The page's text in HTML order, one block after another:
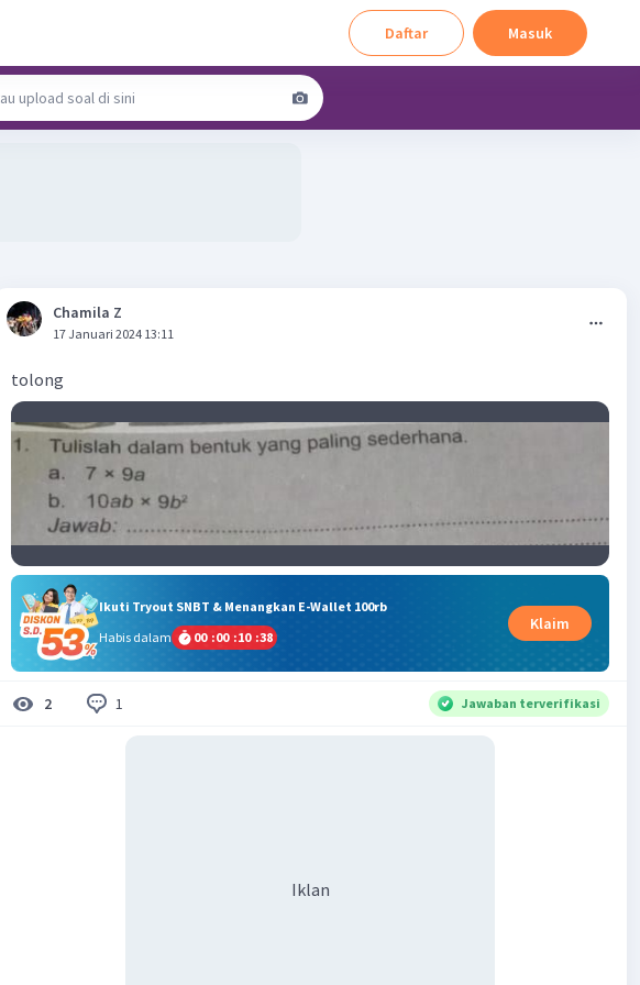
Daftar Masuk
Chamila Z
17 Januari 2024 13:11
tolong
Ikuti Tryout SNBT & Menangkan E-Wallet 100rb
Habis dalam
00 :00 :10 :37
Klaim
2 1 Jawaban terverifikasi
Iklan